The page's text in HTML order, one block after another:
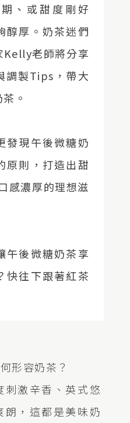
、或甜度剛好
醇厚。奶茶迷們
Kelly老師將分享
調製Tips，帶大
。
發現午後微糖奶
原則，打造出甜
感濃厚的理想滋
午後微糖奶茶享
快往下跟著紅茶
形容奶茶？
刺激辛香、英式悠
朗，這都是美味奶